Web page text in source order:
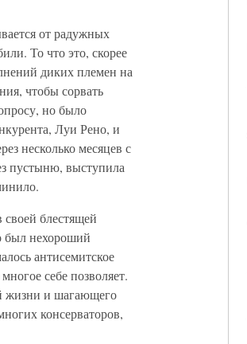
от радужных
То что это, скорее
диких племен на
чтобы сорвать
но было
Луи Рено, и
несколько месяцев с
пустыню, выступила
блестящей
был нехороший
антисемитское
себе позволяет.
жизни и шагающего
консерваторов,